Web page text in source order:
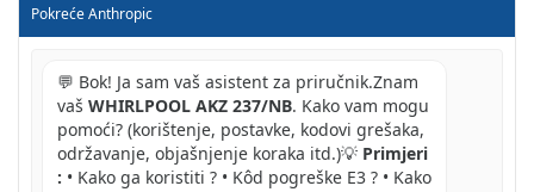
ŠTEDNJA ENERGIJE
U SLUČAJU PROBLEMA
PEĆNICA NE RADI
Pokreće Anthropic
💬 Bok! Ja sam vaš asistent za priručnik.Znam
vaš WHIRLPOOL AKZ 237/NB. Kako vam mogu
pomoći? (korištenje, postavke, kodovi grešaka,
održavanje, objašnjenje koraka itd.)💡 Primjeri
: • Kako ga koristiti ? • Kôd pogreške E3 ? • Kako